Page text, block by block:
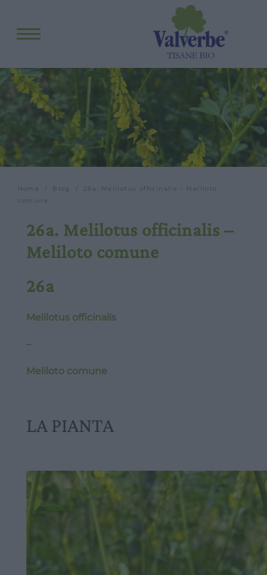
Blog
Eventi e visite
Visite guidate
Laboratori
Offerte scuole e gruppi
Orari
Home Blog
/ 26a. Melilotus officinalis – Meliloto
comune
26a. Melilotus officinalis –
Meliloto comune
26a
Melilotus officinalis
–
Meliloto comune
LA PIANTA